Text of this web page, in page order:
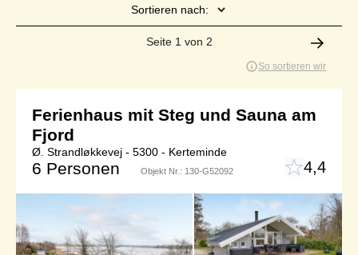
Sortieren nach:
Seite 1 von 2
So sortieren wir
Ferienhaus mit Steg und Sauna am
Fjord
Ø. Strandløkkevej - 5300 - Kerteminde
6 Personen Objekt Nr.: 130-G52092 4,4